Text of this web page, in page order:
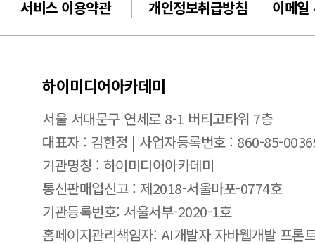
서비스 이용약관 개인정보취급방침 이메일
하이미디어아카데미
서울 서대문구 연세로 8-1 버티고타워 7층
대표자 : 김한정 | 사업자등록번호 : 860-85-
기관명칭 : 하이미디어아카데미
통신판매업신고 : 제2018-서울마포-0774호
기관등록번호: 서울서부-2020-1호
홈페이지관리책임자: AI개발자 자바웹개발 프론